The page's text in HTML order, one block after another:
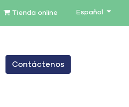
Tienda online Español
BLOG
Contáctenos